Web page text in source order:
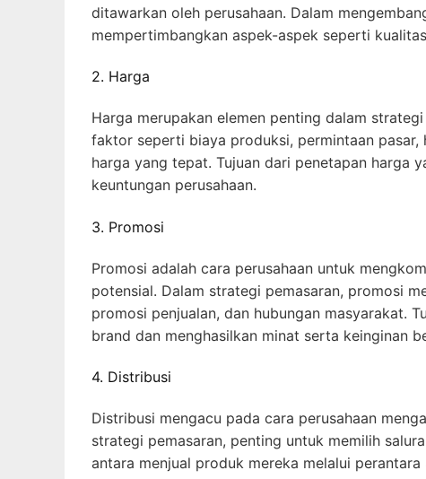
ditawarkan oleh perusahaan. Dalam
mempertimbangkan aspek-aspek seperti
2. Harga
Harga merupakan elemen penting dalam
faktor seperti biaya produksi, permintaan pasar,
harga yang tepat. Tujuan dari penetapan harga
keuntungan perusahaan.
3. Promosi
Promosi adalah cara perusahaan untuk
potensial. Dalam strategi pemasaran, promosi
promosi penjualan, dan hubungan masyarakat.
brand dan menghasilkan minat serta keinginan
4. Distribusi
Distribusi mengacu pada cara perusahaan
strategi pemasaran, penting untuk memilih
antara menjual produk mereka melalui